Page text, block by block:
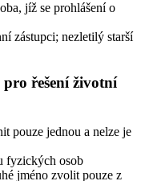
jíž se prohlášení o
zástupci; nezletilý starší
řešení životní
pouze jednou a nelze je
fyzických osob
jméno zvolit pouze z